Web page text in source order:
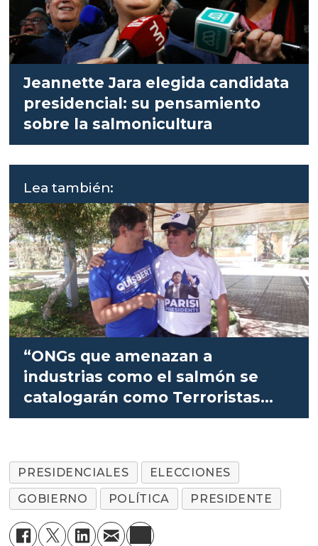
Jeannette Jara elegida candidata
presidencial: su pensamiento
sobre la salmonicultura
Lea también:
“ONGs que amenazan a
industrias como el salmón se
catalogarán como Terroristas
Económicos”
PRESIDENCIALES
ELECCIONES
GOBIERNO
POLÍTICA PRESIDENTE